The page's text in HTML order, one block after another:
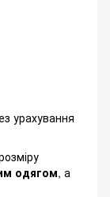
урахування
одягом, а